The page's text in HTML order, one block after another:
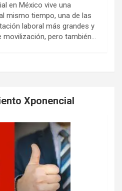
en México vive una
mismo tiempo, una de las
laboral más grandes y
pero también...
Xponencial